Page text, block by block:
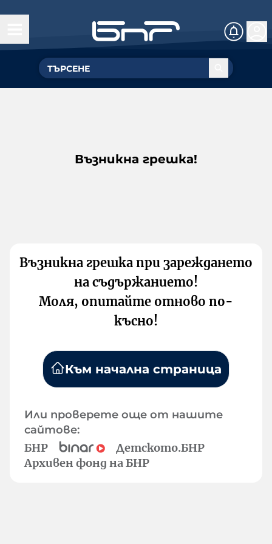
Възникна грешка!
Възникна грешка при зареждането
на съдържанието!
Моля, опитайте отново по-
късно!
Към начална страница
Или проверете още от нашите
сайтове:
БНР
Детското.БНР
Архивен фонд на БНР